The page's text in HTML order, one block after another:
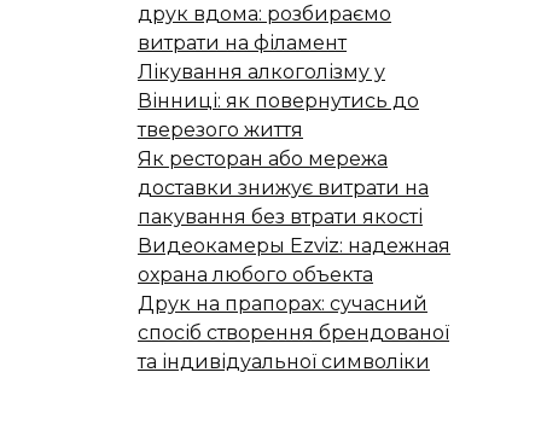
друк вдома: розбираємо
витрати на філамент
Лікування алкоголізму у
Вінниці: як повернутись до
тверезого життя
Як ресторан або мережа
доставки знижує витрати на
пакування без втрати якості
Видеокамеры Ezviz: надежная
охрана любого объекта
Друк на прапорах: сучасний
спосіб створення брендованої
та індивідуальної символіки